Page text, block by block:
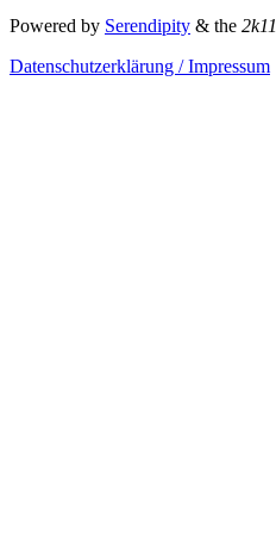
Powered by Serendipity & the 2k11
Datenschutzerklärung / Impressum